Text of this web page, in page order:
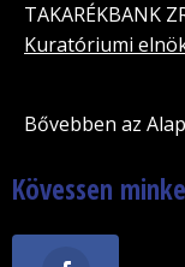
TAKARÉKBANK
Kuratóriumi
Bővebben az
Kövessen